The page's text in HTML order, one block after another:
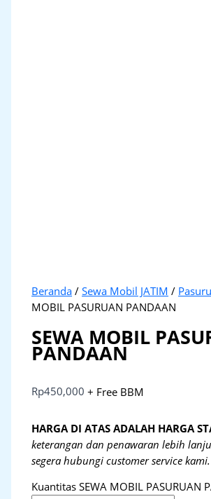
Beranda /Sewa Mobil JATIM /
MOBIL PASURUAN PANDAAN
SEWA MOBIL
PANDAAN
Rp450,000 + Free BBM
HARGA DI ATAS ADALAH HARGA
keterangan dan penawaran lebih
segera hubungi customer service kami.
Kuantitas SEWA MOBIL PASURUAN